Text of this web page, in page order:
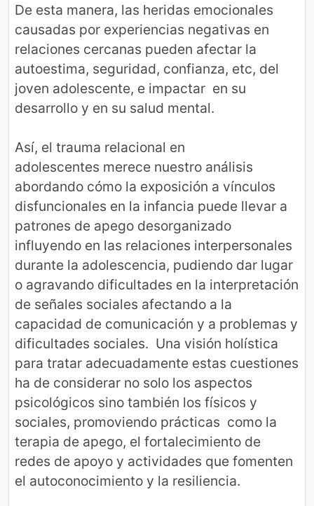
De esta manera, las heridas emocionales
causadas por experiencias negativas en
relaciones cercanas pueden afectar la
autoestima, seguridad, confianza, etc, del
joven adolescente, e impactar en su
desarrollo y en su salud mental.
Así, el trauma relacional en
adolescentes merece nuestro análisis
abordando cómo la exposición a vínculos
disfuncionales en la infancia puede llevar a
patrones de apego desorganizado
influyendo en las relaciones interpersonales
durante la adolescencia, pudiendo dar lugar
o agravando dificultades en la interpretación
de señales sociales afectando a la
capacidad de comunicación y a problemas y
dificultades sociales. Una visión holística
para tratar adecuadamente estas cuestiones
ha de considerar no solo los aspectos
psicológicos sino también los físicos y
sociales, promoviendo prácticas como la
terapia de apego, el fortalecimiento de
redes de apoyo y actividades que fomenten
el autoconocimiento y la resiliencia.